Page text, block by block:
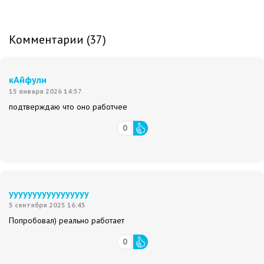
Комментарии (37)
кАйфули
15 января 2026 14:57
подтверждаю что оно работчее
0
ууууууууууууууууу
5 сентября 2025 16:45
Попробовал) реально работает
0